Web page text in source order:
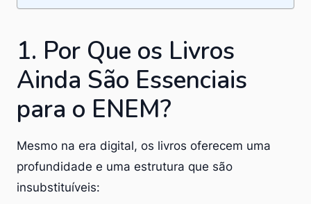
1. Por Que os Livros
Ainda São Essenciais
para o ENEM?
Mesmo na era digital, os livros oferecem uma
profundidade e uma estrutura que são
insubstituíveis: